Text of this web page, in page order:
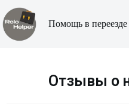
Помощь в
Отзывы о